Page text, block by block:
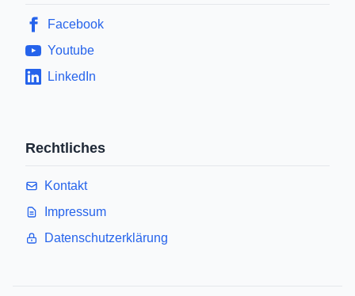
Facebook
Youtube
LinkedIn
Rechtliches
Kontakt
Impressum
Datenschutzerklärung